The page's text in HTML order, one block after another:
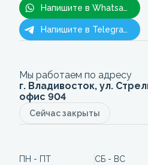
Напишите в Whatsapp
Напишите в Telegram
Мы работаем по адресу
г. Владивосток, ул.
офис 904
Сейчас закрыты
ПН - ПТ
СБ - ВС